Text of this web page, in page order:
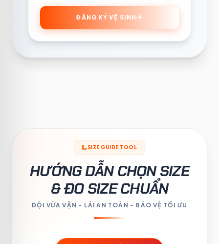
ĐĂNG KÝ VỆ SINH
SIZE GUIDE TOOL
HƯỚNG DẪN CHỌN SIZE
& ĐO SIZE CHUẨN
ĐỘI VỪA VẶN - LÁI AN TOÀN - BẢO VỆ TỐI ƯU